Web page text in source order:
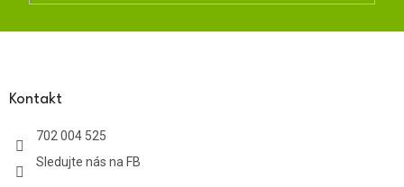
Kontakt
702 004 525
Sledujte nás na FB